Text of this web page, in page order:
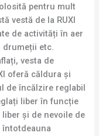
pentru mult
vestă de la RUXI
de activități în aer
drumeții etc.
vesta de
oferă căldura și
de încălzire reglabil
liber în funcție
și de nevoile de